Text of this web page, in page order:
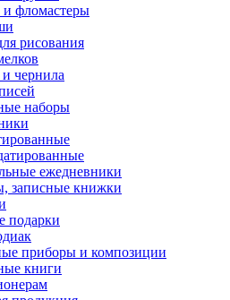
фломастеры
рисования
чернила
наборы
ежедневники
записные книжки
подарки
приборы и композиции
книги